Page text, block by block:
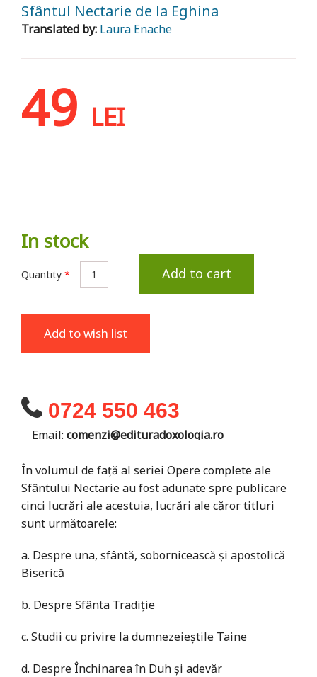
Sfântul Nectarie de la Eghina
Translated by: Laura Enache
49 LEI
In stock
Quantity * Add to cart
Add to wish list
0724 550 463
Email: comenzi@edituradoxologia.ro
În volumul de față al seriei Opere complete ale
Sfântului Nectarie au fost adunate spre publicare
cinci lucrări ale acestuia, lucrări ale căror titluri
sunt următoarele:
a. Despre una, sfântă, sobornicească și apostolică
Biserică
b. Despre Sfânta Tradiție
c. Studii cu privire la dumnezeieștile Taine
d. Despre Închinarea în Duh și adevăr